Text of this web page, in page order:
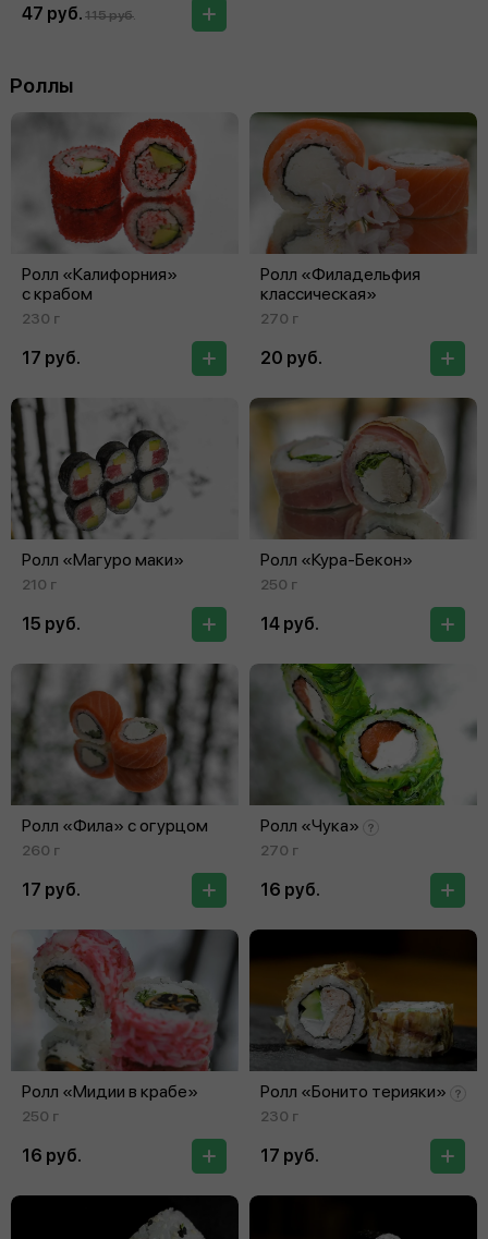
47 руб. 115 руб.
Роллы
Ролл «Калифорния»
с крабом
230 г
17 руб.
Ролл «Филадельфия
классическая»
270 г
20 руб.
Ролл «Магуро маки»
210 г
15 руб.
Ролл «Кура‑Бекон»
250 г
14 руб.
Ролл «Фила» с огурцом
260 г
17 руб.
Ролл «Чука»
270 г
16 руб.
Ролл «Мидии в крабе»
250 г
16 руб.
Ролл «Бонито терияки»
230 г
17 руб.